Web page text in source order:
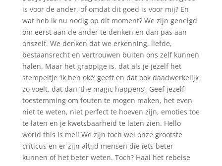
is voor de ander, of omdat dit goed is voor mij? En
wat heb ik nu nodig op dit moment? We zijn geneigd
om eerst aan de ander te denken en dan pas aan
onszelf. We denken dat we erkenning, liefde,
bestaansrecht en vertrouwen buiten ons zelf kunnen
halen. Maar het grappige is, dat als je jezelf het
stempeltje ‘ik ben oké’ geeft en dat ook daadwerkelijk
zo voelt, dat dan ‘the magic happens’. Geef jezelf
toestemming om fouten te mogen maken, het even
niet te weten, niet perfect te hoeven zijn, emoties toe
te laten en je kwetsbaarheid te laten zien. Hello
world this is me!! We zijn toch wel onze grootste
criticus en er zijn altijd mensen die iets beter
kunnen of het beter weten. Toch? Haal het rebelse